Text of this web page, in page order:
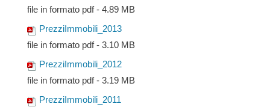
file in formato pdf - 4.89 MB
PrezziImmobili_2013
file in formato pdf - 3.10 MB
PrezziImmobili_2012
file in formato pdf - 3.19 MB
PrezziImmobili_2011